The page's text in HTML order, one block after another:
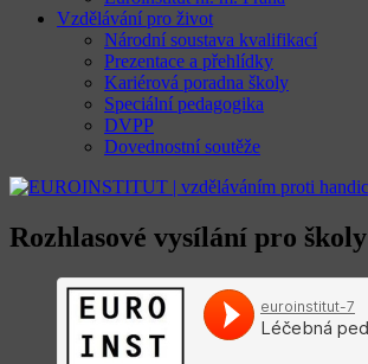
Vzdělávání pro život
Národní soustava kvalifikací
Prezentace a přehlídky
Kariérová poradna školy
Speciální pedagogika
DVPP
Dovednostní soutěže
Rozhlasové vysílání pro školy